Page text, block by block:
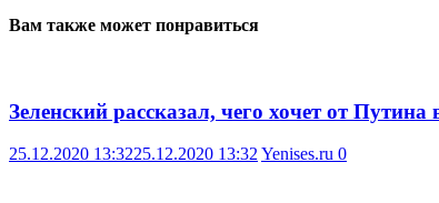
Вам также может понравиться
Зеленский рассказал, чего хочет от Путина
25.12.2020 13:3225.12.2020 13:32 Yenises.ru 0